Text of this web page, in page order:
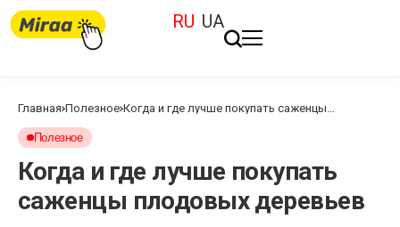
RU UA
Главная Полезное Когда и где лучше покупать саженцы
Полезное
Когда и где лучше покупать
саженцы плодовых деревьев